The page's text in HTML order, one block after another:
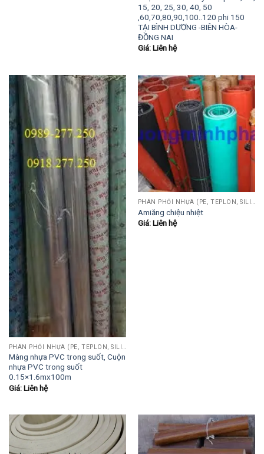
15, 20, 25, 30, 40, 50
,60,70,80,90,100..120 phi 150
TẠI BÌNH DƯƠNG -BIÊN HÒA-
ĐỒNG NAI
Giá: Liên hệ
Màng nhựa PVC trong suốt, Cuộn
nhựa PVC trong suốt
0.15×1.6mx100m
Giá: Liên hệ
Amiăng chiệu nhiệt
Giá: Liên hệ